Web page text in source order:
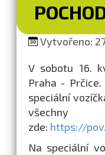
Vytvořeno:
V sobotu 16.
Praha -
speciální
zde: https://
Na speciální